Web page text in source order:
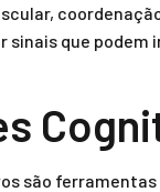
que podem
são ferramentas